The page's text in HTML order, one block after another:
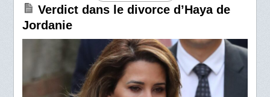
Verdict dans le divorce d’Haya de
Jordanie